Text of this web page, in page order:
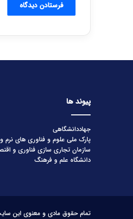
پیوند ها
جهاددانشگاهی
پارک ملی علوم و فناوری های نرم
سازمان تجاری سازی فناوری و
دانشگاه علم و فرهنگ
تمام حقوق مادی و معنوی این